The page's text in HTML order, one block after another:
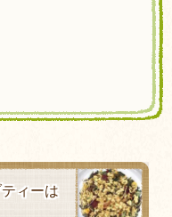
ィーは